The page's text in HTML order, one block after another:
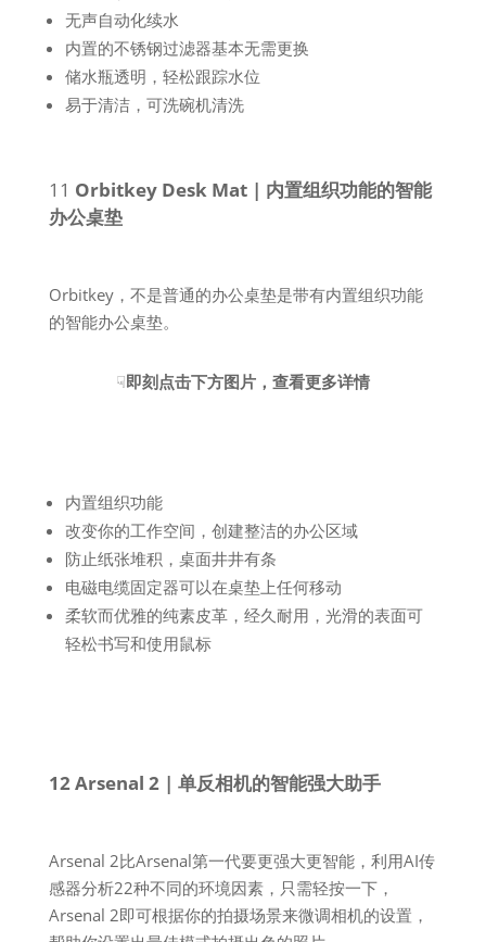
无声自动化续水
内置的不锈钢过滤器基本无需更换
储水瓶透明，轻松跟踪水位
易于清洁，可洗碗机清洗
11 Orbitkey Desk Mat | 内置组织功能的智能
办公桌垫
Orbitkey，不是普通的办公桌垫是带有内置组织功能
的智能办公桌垫。
☟即刻点击下方图片，查看更多详情
内置组织功能
改变你的工作空间，创建整洁的办公区域
防止纸张堆积，桌面井井有条
电磁电缆固定器可以在桌垫上任何移动
柔软而优雅的纯素皮革，经久耐用，光滑的表面可
轻松书写和使用鼠标
12 Arsenal 2 | 单反相机的智能强大助手
Arsenal 2比Arsenal第一代要更强大更智能，利用AI传
感器分析22种不同的环境因素，只需轻按一下，
Arsenal 2即可根据你的拍摄场景来微调相机的设置，